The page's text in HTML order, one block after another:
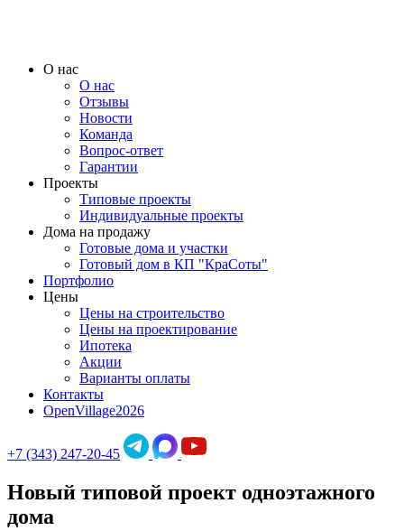
О нас
О нас
Отзывы
Новости
Команда
Вопрос-ответ
Гарантии
Проекты
Типовые проекты
Индивидуальные проекты
Дома на продажу
Готовые дома и участки
Готовый дом в КП "КраСоты"
Портфолио
Цены
Цены на строительство
Цены на проектирование
Ипотека
Акции
Варианты оплаты
Контакты
OpenVillage2026
+7 (343) 247-20-45
Новый типовой проект одноэтажного
дома